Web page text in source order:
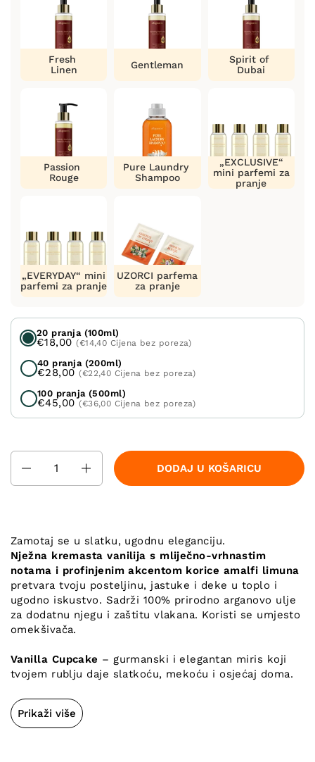
Fresh
Linen
Gentleman
Spirit of
Dubai
Passion
Rouge
Pure Laundry
Shampoo
„EXCLUSIVE“
mini parfemi za
pranje
„EVERYDAY“ mini
parfemi za pranje
UZORCI parfema
za pranje
20 pranja (100ml)
€18,00(€14,40 Cijena bez poreza)
40 pranja (200ml)
€28,00(€22,40 Cijena bez poreza)
100 pranja (500ml)
€45,00(€36,00 Cijena bez poreza)
DODAJ U KOŠARICU
Zamotaj se u slatku, ugodnu eleganciju.
Nježna kremasta vanilija s mliječno-vrhnastim
notama i profinjenim akcentom korice amalfi limuna
pretvara tvoju posteljinu, jastuke i deke u toplo i
ugodno iskustvo. Sadrži 100% prirodno arganovo ulje
za dodatnu njegu i zaštitu vlakana. Koristi se umjesto
omekšivača.
Vanilla Cupcake – gurmanski i elegantan miris koji
tvojem rublju daje slatkoću, mekoću i osjećaj doma.
Prikaži više